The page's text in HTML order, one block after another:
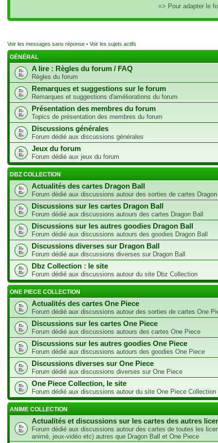
=> Pour adapter le
Voir les messages sans réponse • Voir les sujets actifs
GÉNÉRAL
A lire : Règles du forum / FAQ
Règles du forum
Remarques et suggestions sur le forum
Remarques et suggestions d'améliorations du forum
Présentation des membres du forum
Topics de présentation des membres du forum
Discussions générales
Forum dédié aux discussions générales
Jeux du forum
Forum dédié aux jeux du forum
DBZ COLLECTION
Actualités des cartes Dragon Ball
Forum dédié aux discussions autour des sorties de cartes
Discussions sur les cartes Dragon Ball
Forum dédié aux discussions autours des cartes Dragon Ball
Discussions sur les autres goodies Dragon Ball
Forum dédié aux discussions autours des goodies Dragon Ball
Discussions diverses sur Dragon Ball
Forum dédié aux discussions diverses sur Dragon Ball
Dbz Collection : le site
Forum dédié aux discussions autour du site Dbz Collection
ONE PIECE COLLECTION
Actualités des cartes One Piece
Forum dédié aux discussions autour des sorties de cartes One
Discussions sur les cartes One Piece
Forum dédié aux discussions autours des cartes One Piece
Discussions sur les autres goodies One Piece
Forum dédié aux discussions autours des goodies One Piece
Discussions diverses sur One Piece
Forum dédié aux discussions diverses sur One Piece
One Piece Collection, le site
Forum dédié aux discussions autour du site One Piece Collection
ANIME COLLECTION
Actualités et discussions sur les cartes des autres
Forum dédié aux discussions autour des cartes de toutes les
animé, jeux-vidéo etc) autres que Dragon Ball et One Piece